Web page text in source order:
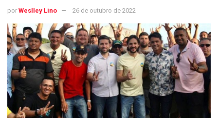
por Weslley Lino 26 de outubro de 2022